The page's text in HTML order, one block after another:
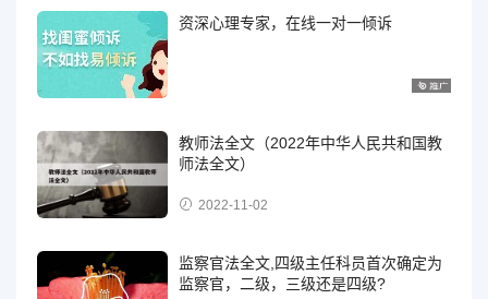
资深心理专家，在线一对一倾诉
教师法全文（2022年中华人民共和国教
师法全文）
2022-11-02
监察官法全文,四级主任科员首次确定为
监察官，二级，三级还是四级?